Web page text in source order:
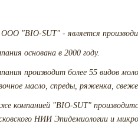
"BIO-SUT" - является
основана в 2000 году.
производит более 55 видов
масло, спреды, ряженка,
компанией "BIO-SUT"
НИИ Эпидемиологии и